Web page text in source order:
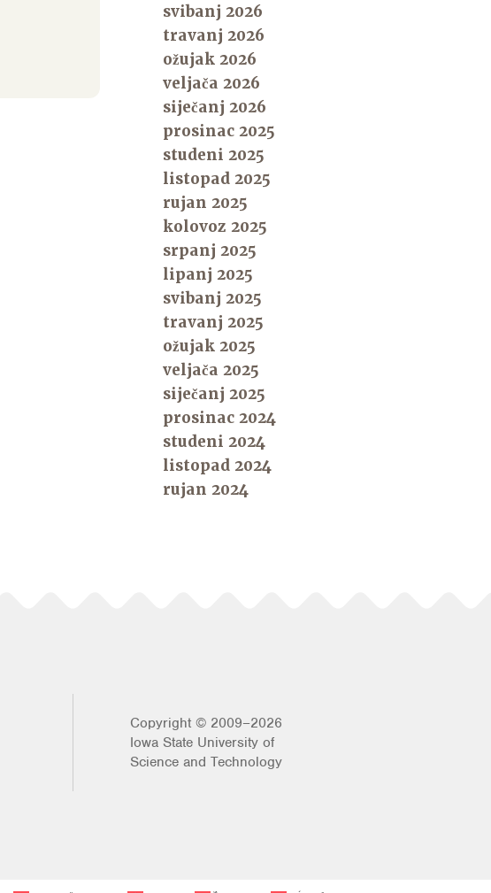
svibanj 2026
travanj 2026
ožujak 2026
veljača 2026
siječanj 2026
prosinac 2025
studeni 2025
listopad 2025
rujan 2025
kolovoz 2025
srpanj 2025
lipanj 2025
svibanj 2025
travanj 2025
ožujak 2025
veljača 2025
siječanj 2025
prosinac 2024
studeni 2024
listopad 2024
rujan 2024
Copyright © 2009–2026
Iowa State University of
Science and Technology